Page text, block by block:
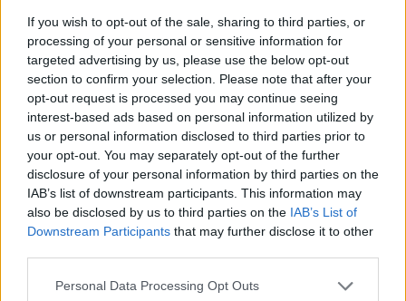
If you wish to opt-out of the sale, sharing to third parties, or
processing of your personal or sensitive information for
targeted advertising by us, please use the below opt-out
section to confirm your selection. Please note that after your
opt-out request is processed you may continue seeing
interest-based ads based on personal information utilized by
us or personal information disclosed to third parties prior to
your opt-out. You may separately opt-out of the further
disclosure of your personal information by third parties on the
IAB’s list of downstream participants. This information may
also be disclosed by us to third parties on the IAB’s List of
Downstream Participants that may further disclose it to other
Personal Data Processing Opt Outs
krostki na pochwie szczególnie po goleniu nie
wiem czy to wina maszynki...
Forum: Dla nastolatek
gość
Histeroskopia
Mam planowany zabieg histeroskopii od kilku
miesięcy. Ze względu na problemy hormonalne
mam nieregularne miesiaczki. Tak się składa, że
mam zabieg a pojawiła mi się miesiączka. Czy
Forum:Ginekologia - forum dla rodziny i